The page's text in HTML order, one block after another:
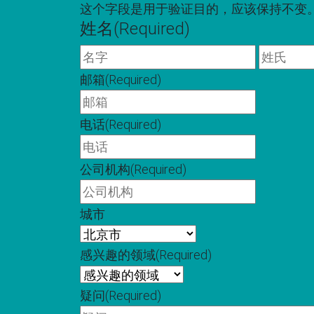
这个字段是用于验证目的，应该保持不变。
姓名(Required)
名
邮箱(Required)
电话(Required)
公司机构(Required)
城市
感兴趣的领域(Required)
疑问(Required)